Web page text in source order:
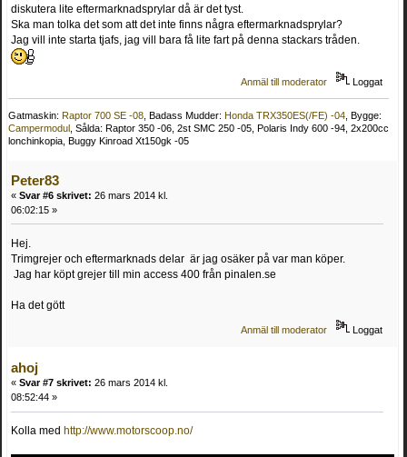
diskutera lite eftermarknadsprylar då är det tyst.
Ska man tolka det som att det inte finns några eftermarknadsprylar?
Jag vill inte starta tjafs, jag vill bara få lite fart på denna stackars tråden.
Anmäl till moderator Loggat
Gatmaskin: Raptor 700 SE -08 , Badass Mudder: Honda TRX350ES(/FE) -04 , Bygge:
Campermodul , Sålda: Raptor 350 -06, 2st SMC 250 -05, Polaris Indy 600 -94, 2x200cc
lonchinkopia, Buggy Kinroad Xt150gk -05
Peter83
« Svar #6 skrivet: 26 mars 2014 kl.
06:02:15 »
Hej.
Trimgrejer och eftermarknads delar är jag osäker på var man köper.
Jag har köpt grejer till min access 400 från pinalen.se
Ha det gött
Anmäl till moderator Loggat
ahoj
« Svar #7 skrivet: 26 mars 2014 kl.
08:52:44 »
Kolla med http://www.motorscoop.no/